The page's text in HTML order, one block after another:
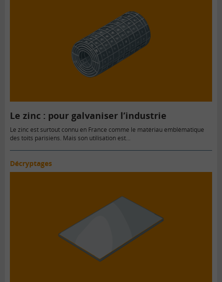
Le zinc : pour galvaniser l’industrie
Le zinc est surtout connu en France comme le matériau emblématique
des toits parisiens. Mais son utilisation est…
Décryptages